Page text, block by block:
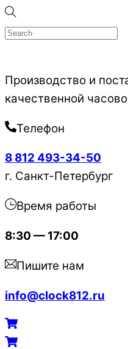
Skip
to
Производство и
качественной
Телефон
8 812 493-34-50
г. Санкт-Петербург
Время работы
8:30 — 17:00
Пишите нам
info@clock812.ru
Menu
Cart
Cart